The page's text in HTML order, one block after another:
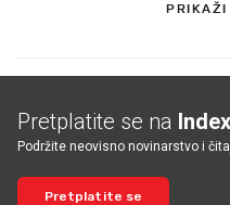
PRIKAŽI
Pretplatite se na
Podržite neovisno novinarstvo i
Pretplatite se